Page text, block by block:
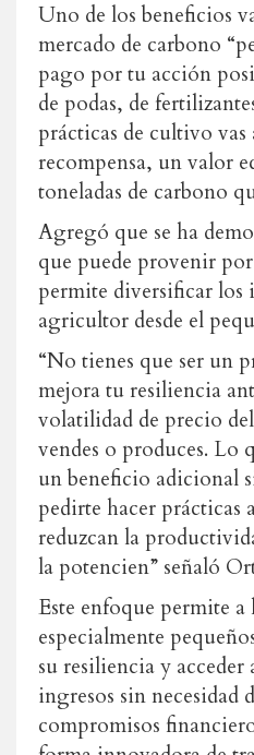
Uno de los beneficios
mercado de carbono
pago por tu acción
de podas, de
prácticas de cultivo
recompensa, un valor
toneladas de carbono
Agregó que se ha
que puede provenir
permite diversificar los
agricultor desde el
“No tienes que ser un
mejora tu resiliencia
volatilidad de precio
vendes o produces. Lo
un beneficio adicional
pedirte hacer prácticas
reduzcan la
la potencien” señaló
Este enfoque permite
especialmente
su resiliencia y acceder
ingresos sin necesidad
compromisos